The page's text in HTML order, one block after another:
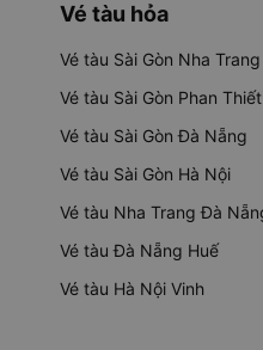
Vé tàu hỏa
Vé tàu Sài Gòn Nha Trang
Vé tàu Sài Gòn Phan Thiết
Vé tàu Sài Gòn Đà Nẵng
Vé tàu Sài Gòn Hà Nội
Vé tàu Nha Trang Đà
Vé tàu Đà Nẵng Huế
Vé tàu Hà Nội Vinh